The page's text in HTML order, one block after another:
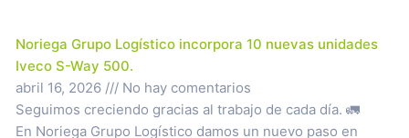
Noriega Grupo Logístico incorpora 10 nuevas unidades
Iveco S-Way 500.
abril 16, 2026
No hay comentarios
Seguimos creciendo gracias al trabajo de cada día. 🚛
En Noriega Grupo Logístico damos un nuevo paso en